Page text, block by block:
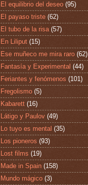
El equilibrio del deseo (95)
El payaso triste (62)
El tubo de la risa (57)
En Liliput (15)
Ese muñeco me mira raro (62)
Fantasía y Experimental (44)
Feriantes y fenómenos (101)
Fregolismo (5)
Kabarett (16)
Látigo y Paulov (49)
Lo tuyo es mental (35)
Los pioneros (93)
Lost films (19)
Made in Spain (158)
Mundo mágico (3)